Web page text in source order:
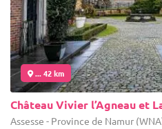
... 42 km
Château Vivier l’Agneau et
Assesse - Province de Namur